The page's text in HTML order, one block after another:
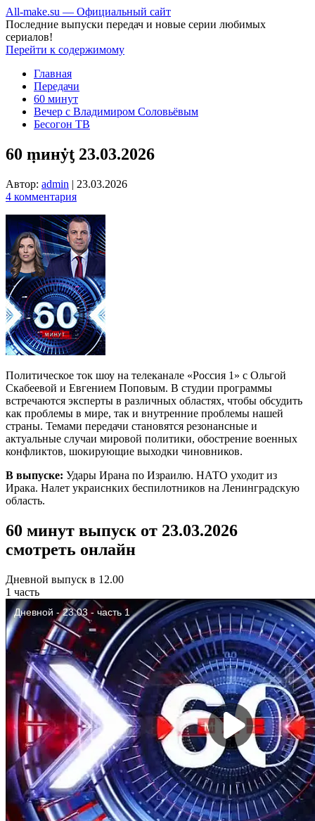
All-make.su — Официальный сайт
Последние выпуски передач и новые серии любимых
сериалов!
Перейти к содержимому
Главная
Передачи
60 минут
Вечер с Владимиром Соловьёвым
Бесогон ТВ
60 ṃинẏƫ 23.03.2026
Автор: admin | 23.03.2026
4 комментария
Политическое ток шоу на телеканале «Россия 1» с Ольгой
Скабеевой и Евгением Поповым. В студии программы
встречаются эксперты в различных областях, чтобы обсудить
как проблемы в мире, так и внутренние проблемы нашей
страны. Темами передачи становятся резонансные и
актуальные случаи мировой политики, обострение военных
конфликтов, шокирующие выходки чиновников.
В выпуске: Удары Ирана по Израилю. НАТО уходит из
Ирака. Налет украиснких беспилотников на Ленинградскую
область.
60 минут выпуск от 23.03.2026
смотреть онлайн
Дневной выпуск в 12.00
1 часть